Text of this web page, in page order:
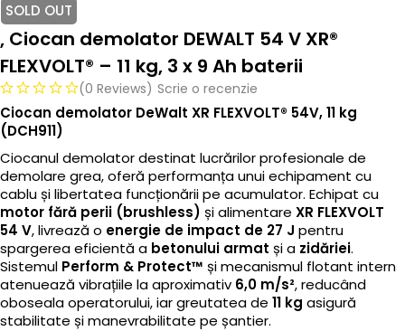
SOLD OUT
, Ciocan demolator DEWALT 54 V XR®
FLEXVOLT® – 11 kg, 3 x 9 Ah baterii
(0 Reviews) Scrie o recenzie
Ciocan demolator DeWalt XR FLEXVOLT® 54V, 11 kg
(DCH911)
Ciocanul demolator destinat lucrărilor profesionale de
demolare grea, oferă performanța unui echipament cu
cablu și libertatea funcționării pe acumulator. Echipat cu
motor fără perii (brushless) și alimentare XR FLEXVOLT
54 V, livrează o energie de impact de 27 J pentru
spargerea eficientă a betonului armat și a zidăriei.
Sistemul Perform & Protect™ și mecanismul flotant intern
atenuează vibrațiile la aproximativ 6,0 m/s², reducând
oboseala operatorului, iar greutatea de 11 kg asigură
stabilitate și manevrabilitate pe șantier.